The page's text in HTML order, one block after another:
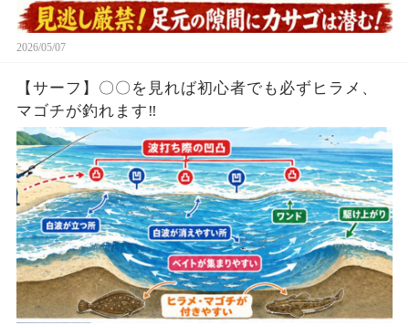
2026/05/07
【サーフ】〇〇を見れば初心者でも必ずヒラメ、
マゴチが釣れます‼︎